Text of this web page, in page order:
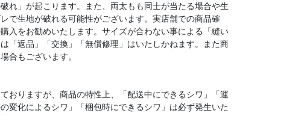
れ」が起こります。また、両太もも同士が当たる場合や生
で生地が破れる可能性がございます。実店舗での商品確
入をお勧めいたします。サイズが合わない事による「縫い
「返品」「交換」「無償修理」はいたしかねます。また商
合もございます。
おりますが、商品の特性上、「配送中にできるシワ」「運
変化によるシワ」「梱包時にできるシワ」は必ず発生いた